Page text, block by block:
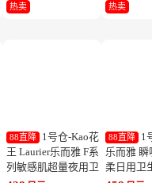
热卖 热卖
88直降
1号仓-Kao花
王 Laurier乐而雅 F系
列敏感肌超量夜用卫
88直降
1
乐而雅
柔日用卫